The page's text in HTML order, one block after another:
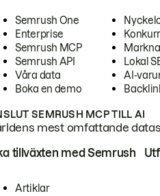
Semrush One
Enterprise
Semrush MCP
Semrush API
Våra data
Boka en demo
Lokal
AI-
SEMRUSH MCP TILL AI
mest omfattande
tillväxten med Semrush
Artiklar